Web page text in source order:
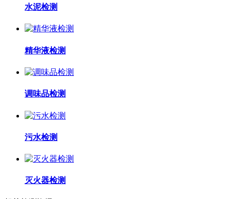
水泥检测
精华液检测
调味品检测
污水检测
灭火器检测